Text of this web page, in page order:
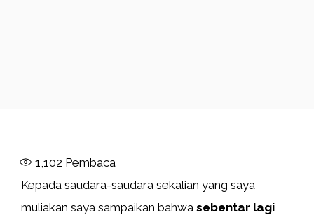
1,102 Pembaca
Kepada saudara-saudara sekalian yang saya
muliakan saya sampaikan bahwa sebentar lagi